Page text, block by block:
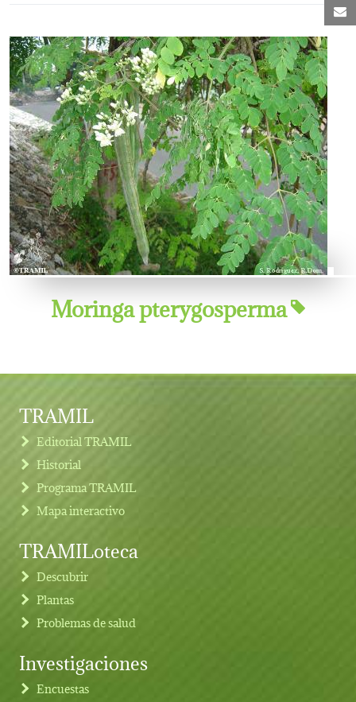
Moringa pterygosperma
Footer menu
TRAMIL
Editorial TRAMIL
Historial
Programa TRAMIL
Mapa interactivo
TRAMILoteca
Descubrir
Plantas
Problemas de salud
Investigaciones
Encuestas